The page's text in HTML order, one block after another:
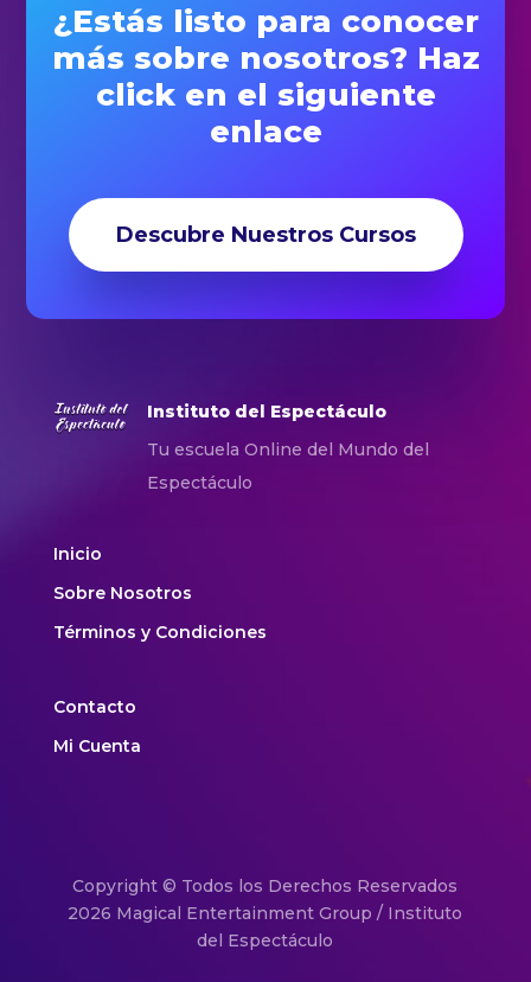
¿Estás listo para conocer
más sobre nosotros? Haz
click en el siguiente
enlace
Descubre Nuestros Cursos
Instituto del Espectáculo
Tu escuela Online del Mundo del
Espectáculo
Inicio
Sobre Nosotros
Términos y Condiciones
Contacto
Mi Cuenta
Copyright © Todos los Derechos Reservados
2026 Magical Entertainment Group / Instituto
del Espectáculo